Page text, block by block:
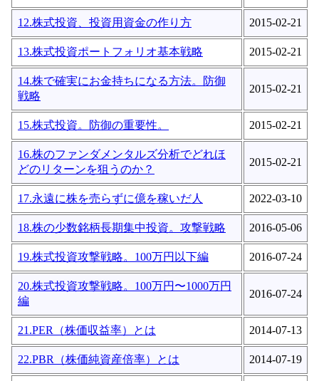
12.株式投資、投資用資金の作り方 2015-02-21
13.株式投資ポートフォリオ基本戦略 2015-02-21
14.株で確実にお金持ちになる方法。防御
戦略
2015-02-21
15.株式投資。防御の重要性。 2015-02-21
16.株のファンダメンタルズ分析でどれほ
どのリターンを狙うのか？
2015-02-21
17.永遠に株を売らずに億を稼いだ人 2022-03-10
18.株の少数銘柄長期集中投資。攻撃戦略 2016-05-06
19.株式投資攻撃戦略。100万円以下編 2016-07-24
20.株式投資攻撃戦略。100万円〜1000万円
編
2016-07-24
21.PER（株価収益率）とは 2014-07-13
22.PBR（株価純資産倍率）とは 2014-07-19